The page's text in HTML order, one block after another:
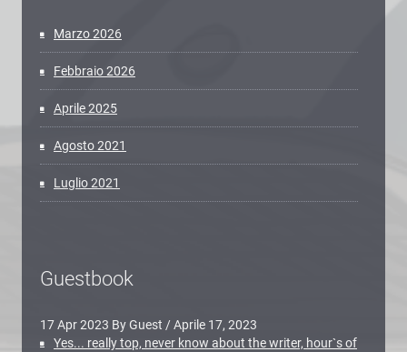
Marzo 2026
Febbraio 2026
Aprile 2025
Agosto 2021
Luglio 2021
Guestbook
17 Apr 2023 By Guest /Aprile 17, 2023
Yes... really top, never know about the writer, hour`s of